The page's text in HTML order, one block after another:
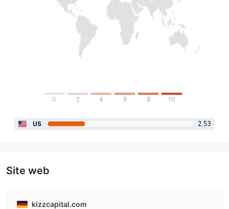
0 2 4 6 8 10
US 2.53
Site web
kizzcapital.com